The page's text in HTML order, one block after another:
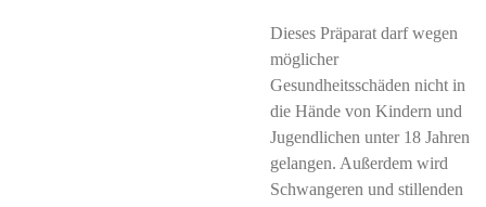
Dieses Präparat darf wegen
möglicher
Gesundheitsschäden nicht in
die Hände von Kindern und
Jugendlichen unter 18 Jahren
gelangen. Außerdem wird
Schwangeren und stillenden